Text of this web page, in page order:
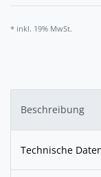
* inkl. 19% MwSt.
Beschreibung
Technische